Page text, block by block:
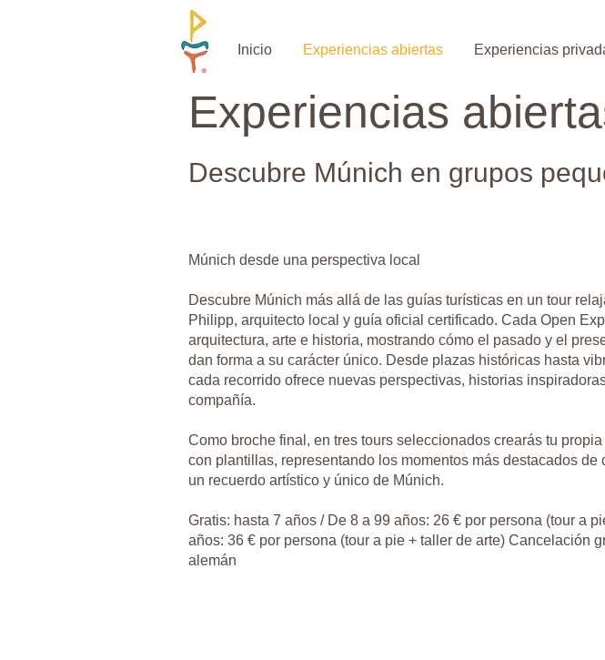
Inicio Experiencias abiertas Experiencias
Experiencias
Descubre Múnich en grupos
Múnich desde una perspectiva local
Descubre Múnich más allá de las guías turísticas en un tour
Philipp, arquitecto local y guía oficial certificado. Cada Open
arquitectura, arte e historia, mostrando cómo el pasado y el
dan forma a su carácter único. Desde plazas históricas hasta
cada recorrido ofrece nuevas perspectivas, historias
compañía.
Como broche final, en tres tours seleccionados crearás tu propia
con plantillas, representando los momentos más destacados
un recuerdo artístico y único de Múnich.
Gratis: hasta 7 años / De 8 a 99 años: 26 € por persona (tour a
años: 36 € por persona (tour a pie + taller de arte) Cancelación
alemán